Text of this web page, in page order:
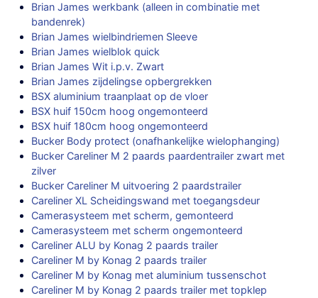
Brian James werkbank (alleen in combinatie met
bandenrek)
Brian James wielbindriemen Sleeve
Brian James wielblok quick
Brian James Wit i.p.v. Zwart
Brian James zijdelingse opbergrekken
BSX aluminium traanplaat op de vloer
BSX huif 150cm hoog ongemonteerd
BSX huif 180cm hoog ongemonteerd
Bucker Body protect (onafhankelijke wielophanging)
Bucker Careliner M 2 paards paardentrailer zwart met
zilver
Bucker Careliner M uitvoering 2 paardstrailer
Careliner XL Scheidingswand met toegangsdeur
Camerasysteem met scherm, gemonteerd
Camerasysteem met scherm ongemonteerd
Careliner ALU by Konag 2 paards trailer
Careliner M by Konag 2 paards trailer
Careliner M by Konag met aluminium tussenschot
Careliner M by Konag 2 paards trailer met topklep